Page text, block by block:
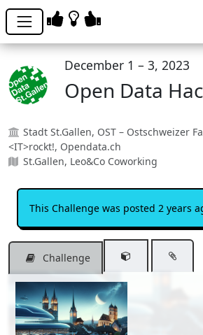
December 1 – 3, 2023
Open Data
Stadt St.Gallen, OST – Ostschweizer
<IT>rockt!, Opendata.ch
St.Gallen, Leo&Co Coworking
This Challenge was posted 2 years
Challenge